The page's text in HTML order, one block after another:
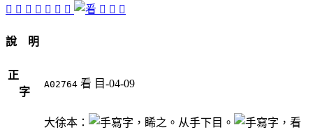
𡈟 𡰶 󳺮 󳺰 󳺬 󳺯 󳺭 󳺱 󳺲 𥉏
說 明
正
字
A02764 看 目-04-09
大徐本： ，睎之。从手下目。
，看